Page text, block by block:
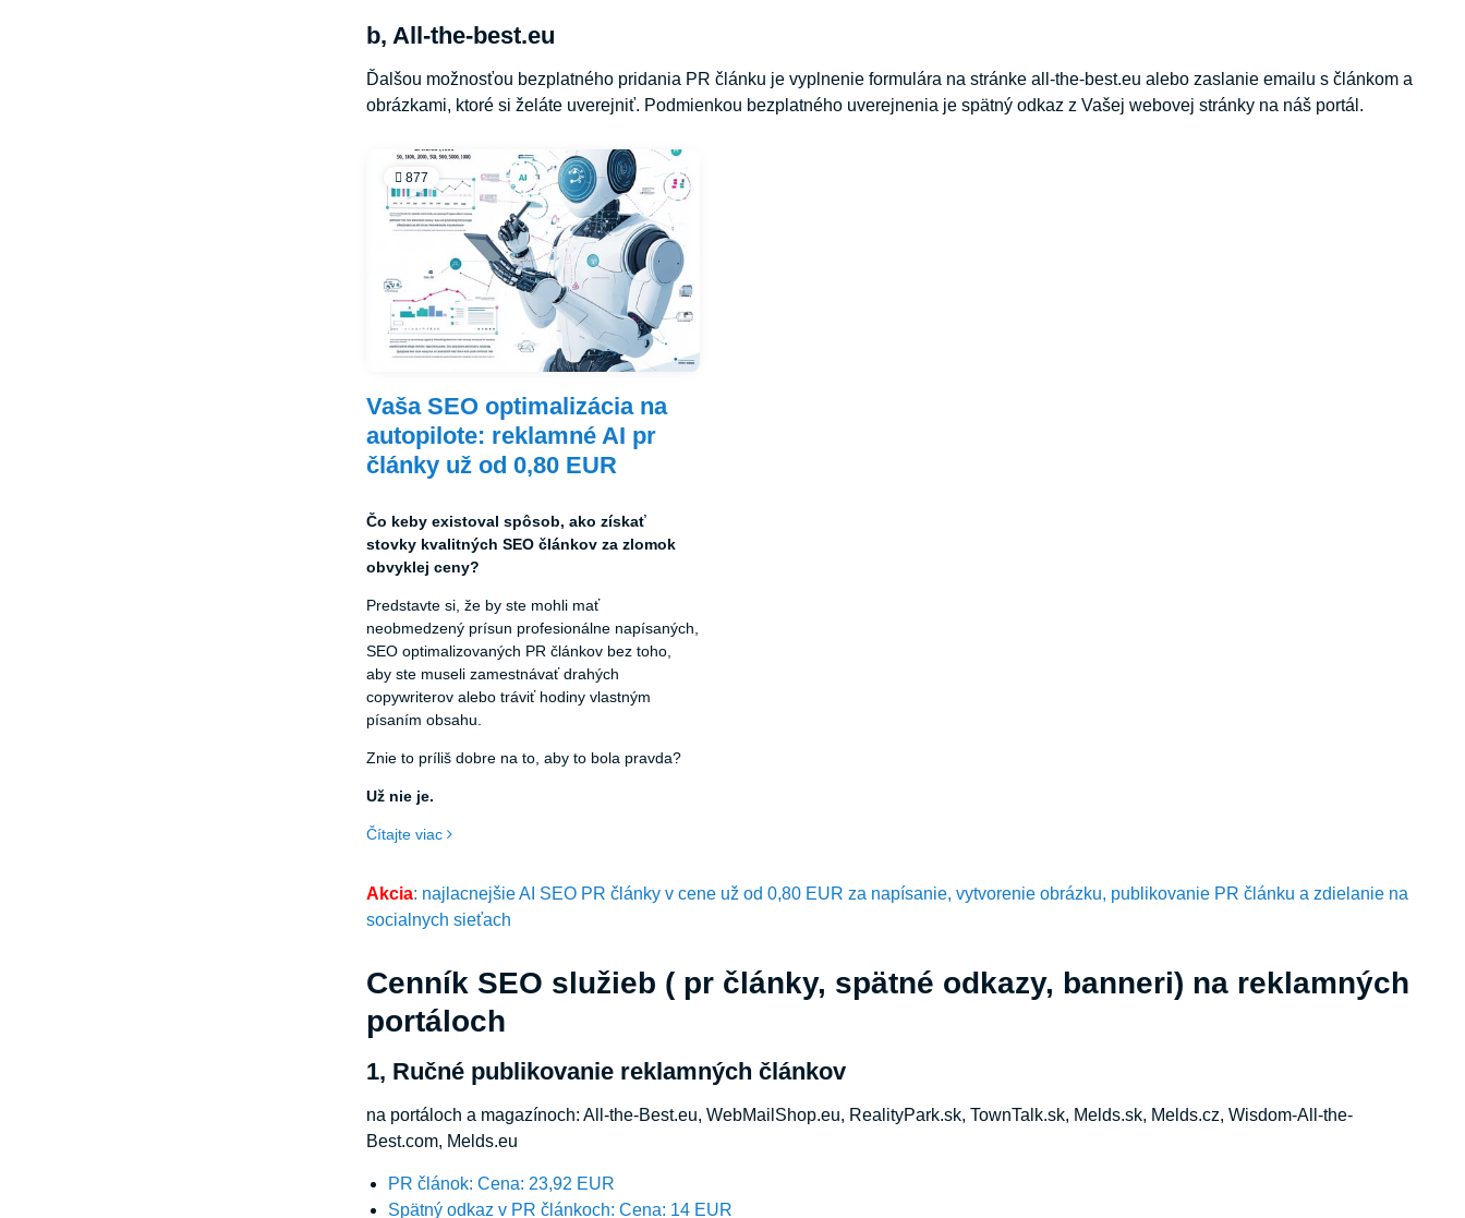
b, All-the-best.eu
Ďalšou možnosťou bezplatného pridania PR článku je vyplnenie formulára na stránke all-the-best.eu alebo zaslanie emailu s článkom a
obrázkami, ktoré si želáte uverejniť. Podmienkou bezplatného uverejnenia je spätný odkaz z Vašej webovej stránky na náš portál.
877
Vaša SEO optimalizácia na
autopilote: reklamné AI pr
články už od 0,80 EUR
Čo keby existoval spôsob, ako získať
stovky kvalitných SEO článkov za zlomok
obvyklej ceny?
Predstavte si, že by ste mohli mať
neobmedzený prísun profesionálne napísaných,
SEO optimalizovaných PR článkov bez toho,
aby ste museli zamestnávať drahých
copywriterov alebo tráviť hodiny vlastným
písaním obsahu.
Znie to príliš dobre na to, aby to bola pravda?
Už nie je.
Čítajte viac
Akcia: najlacnejšie AI SEO PR články v cene už od 0,80 EUR za napísanie, vytvorenie obrázku, publikovanie PR článku a zdielanie na
socialnych sieťach
Cenník SEO služieb ( pr články, spätné odkazy, banneri) na reklamných
portáloch
1, Ručné publikovanie reklamných článkov
na portáloch a magazínoch: All-the-Best.eu, WebMailShop.eu, RealityPark.sk, TownTalk.sk, Melds.sk, Melds.cz, Wisdom-All-the-
Best.com, Melds.eu
PR článok: Cena: 23,92 EUR
Spätný odkaz v PR článkoch: Cena: 14 EUR